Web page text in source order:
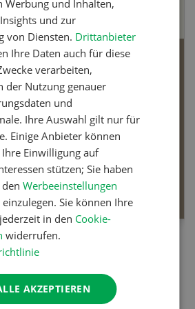
ERFAHREN
Werbung und Inhalten,
und zur
von Diensten. Drittanbieter
Ihre Daten auch für diese
verarbeiten,
der Nutzung genauer
und
Ihre Auswahl gilt nur für
Einige Anbieter können
Einwilligung auf
stützen; Sie haben
denWerbeeinstellungen
Sie können Ihre
in den Cookie-
widerrufen.
AKZEPTIEREN